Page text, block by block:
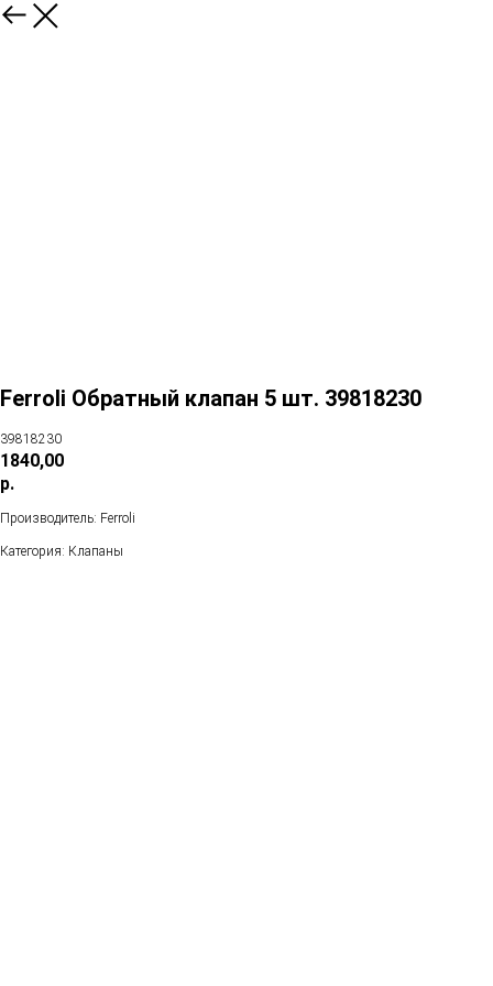
Ferroli Обратный клапан 5 шт. 39818230
39818230
1840,00
р.
Производитель: Ferroli
Категория: Клапаны